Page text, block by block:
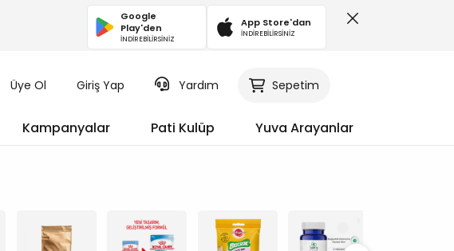
Google
Play'den
İNDİREBİLİRSİNİZ
App Store'dan
İNDİREBİLİRSİNİZ
Üye Ol Giriş Yap Yardım Sepetim
Kampanyalar Pati Kulüp Yuva Arayanlar